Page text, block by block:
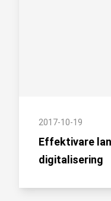
2017-10-19
Effektivare
digitalisering